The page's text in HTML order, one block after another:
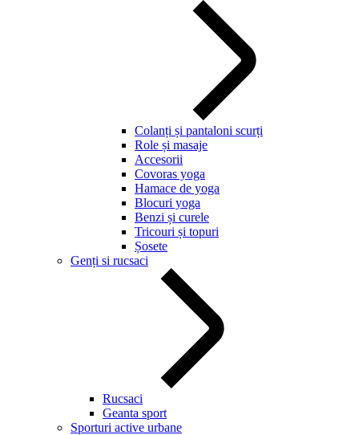
Colanți și pantaloni scurți
Role și masaje
Accesorii
Covoras yoga
Hamace de yoga
Blocuri yoga
Benzi și curele
Tricouri și topuri
Șosete
Genți si rucsaci
Rucsaci
Geanta sport
Sporturi active urbane